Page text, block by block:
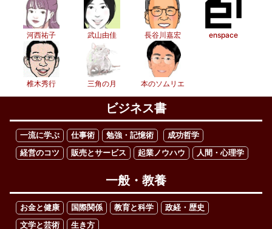
河西祐子 武山由佳 長谷川嘉宏 enspace
椎木秀行 三角の月 本のソムリエ
ビジネス書
一流に学ぶ 仕事術 勉強・記憶術
成功哲学
経営のコツ
販売とサービス 起業ノウハウ 人間・心理学
一般・教養
お金と健康 国際関係 教育と科学
政経・歴史
文学と芸術
生き方